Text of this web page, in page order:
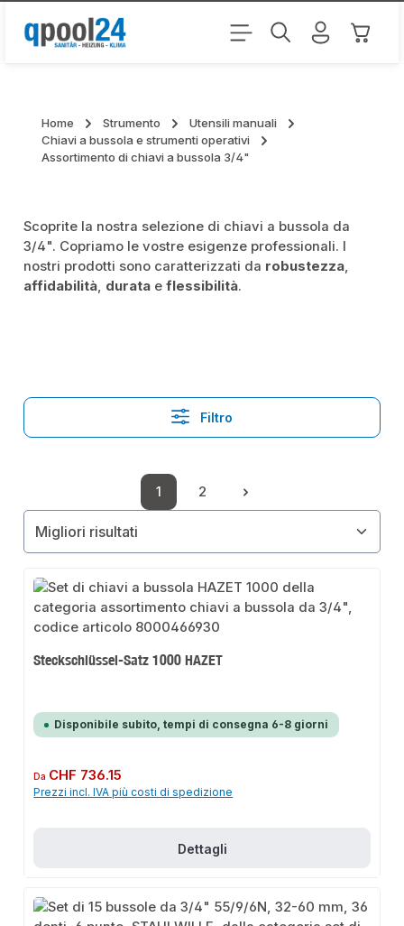
Passa al contenuto principale Il
Home Strumento
Utensili manuali
Chiavi a bussola e strumenti operativi
Assortimento di chiavi a bussola 3/4"
Scoprite la nostra selezione di chiavi a bussola da
3/4". Copriamo le vostre esigenze professionali. I
nostri prodotti sono caratterizzati da robustezza,
affidabilità, durata eflessibilità.
Filtro
Pagina
1
Pagina
2
Steckschlüssel-Satz 1000 HAZET
Disponibile subito, tempi di consegna 6-8 giorni
Prezzo normale:
Da CHF 736.15
Prezzi incl. IVA più costi di spedizione
Dettagli